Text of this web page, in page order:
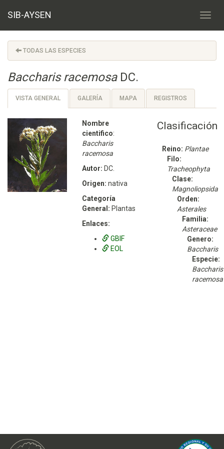
SIB-AYSEN
TODAS LAS ESPECIES
Baccharis racemosaDC.
VISTA GENERAL GALERÍA MAPA REGISTROS
Nombre
cientifico:
Baccharis
racemosa
Autor: DC.
Origen: nativa
Categoría
General: Plantas
Enlaces:
GBIF
EOL
Clasificación
Reino: Plantae
Filo:
Tracheophyta
Clase:
Magnoliopsida
Orden:
Asterales
Familia:
Asteraceae
Genero:
Baccharis
Especie:
Baccharis
racemosa